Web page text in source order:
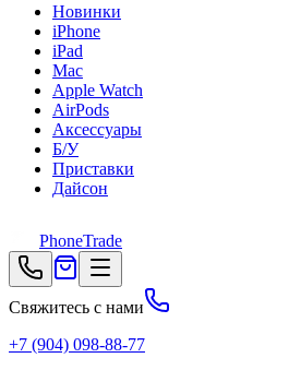
Новинки
iPhone
iPad
Mac
Apple Watch
AirPods
Аксессуары
Б/У
Приставки
Дайсон
PhoneTrade
Свяжитесь с нами
+7 (904) 098-88-77